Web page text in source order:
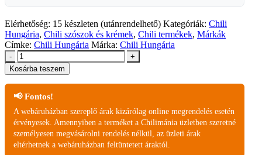
Elérhetőség: 15 készleten (utánrendelhető) Kategóriák: Chili
Hungária, Chili szószok és krémek, Chili termékek, Márkák
Címke: Chili Hungária Márka: Chili Hungária
-
+
Kosárba teszem
📢 Fontos!
A webáruházban szereplő árak kizárólag online megrendelés esetén
érvényesek. Amennyiben a terméket a Chilimánia üzletben szeretné
személyesen megvásárolni rendelés nélkül, az üzleti árak
eltérhetnek a webáruházban feltüntetett áraktól.